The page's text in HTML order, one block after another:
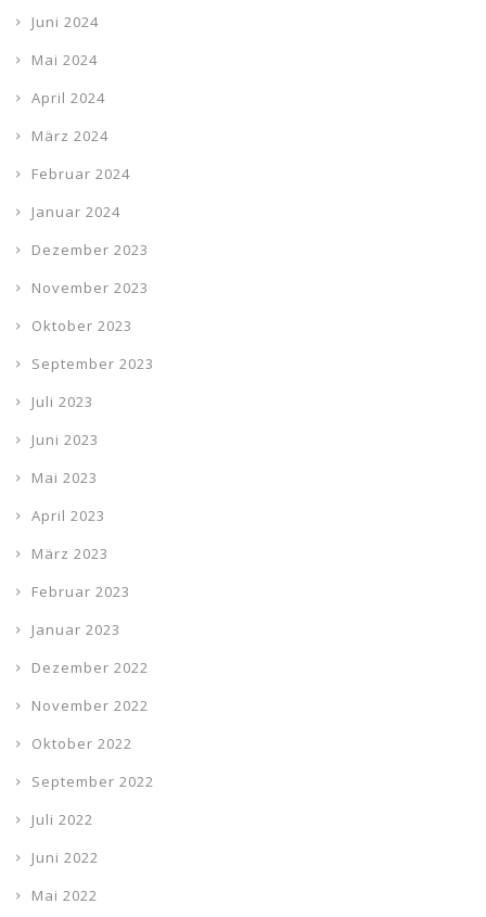
Juni 2024
Mai 2024
April 2024
März 2024
Februar 2024
Januar 2024
Dezember 2023
November 2023
Oktober 2023
September 2023
Juli 2023
Juni 2023
Mai 2023
April 2023
März 2023
Februar 2023
Januar 2023
Dezember 2022
November 2022
Oktober 2022
September 2022
Juli 2022
Juni 2022
Mai 2022